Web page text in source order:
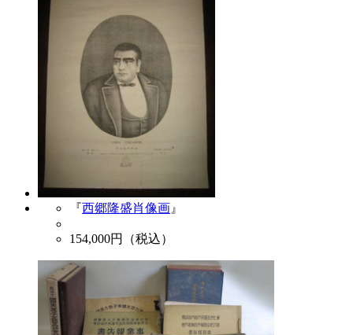
『西郷隆盛肖像画 』
154,000円（税込）